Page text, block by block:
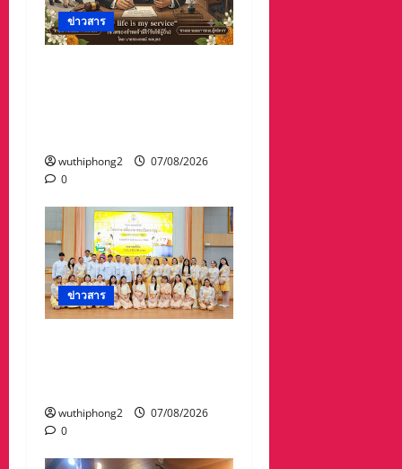
ข่าวสาร
wuthiphong2
07/08/2026
0
ข่าวสาร
wuthiphong2
07/08/2026
0